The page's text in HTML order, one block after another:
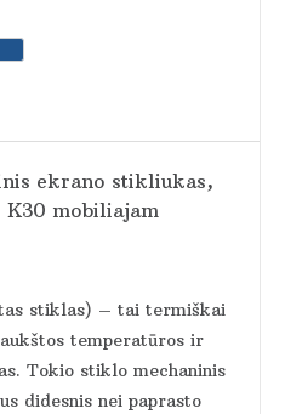
ekrano stikliukas,
mobiliajam
stiklas) – tai termiškai
temperatūros ir
Tokio stiklo mechaninis
didesnis nei paprasto